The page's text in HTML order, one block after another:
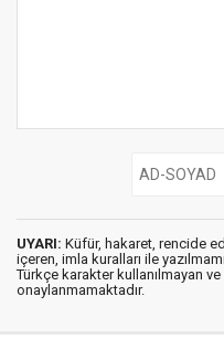
UYARI: Küfür, hakaret, rencide
içeren, imla kuralları ile
Türkçe karakter kullanılmayan
onaylanmamaktadır.